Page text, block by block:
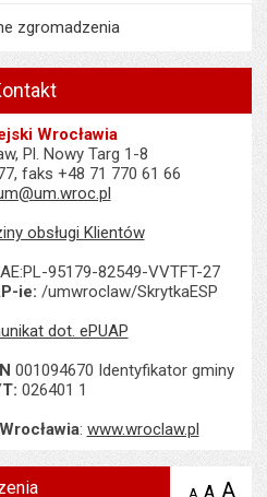
zgromadzenia
Wrocławia
Pl. Nowy Targ 1-8
faks +48 71 770 61 66
obsługi Klientów
AE:PL-95179-82549-VVTFT-27
ie: /umwroclaw/SkrytkaESP
dot. ePUAP
001094670 Identyfikator gminy
026401 1
: www.wroclaw.pl
A zmniejsz
A A